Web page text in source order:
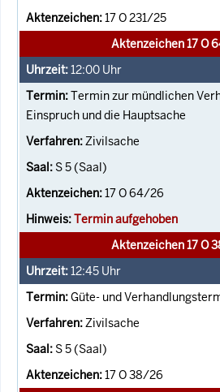
17 O 231/25
Aktenzeichen 17 O
12:00 Uhr
Termin zur mündlichen
Einspruch und die Hauptsache
Zivilsache
S 5 (Saal)
17 O 64/26
Termin aufgehoben
Aktenzeichen 17 O
12:45 Uhr
Güte- und
Zivilsache
S 5 (Saal)
17 O 38/26